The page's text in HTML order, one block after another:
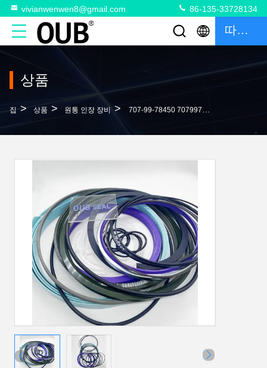
vivianwenwen8@gmail.com 86-135-33728134
따옴표
상품
집 > 상품 > 원통 인장 장비 > 707-99-78450 7079978450 PC2000-8 서비스 키트 팔 실린더 밀폐 키트